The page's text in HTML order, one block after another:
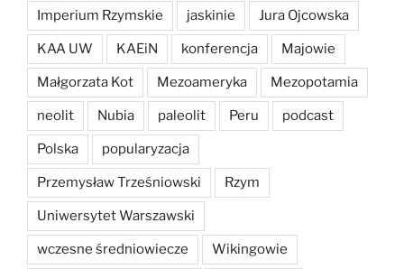
Imperium Rzymskie jaskinie Jura Ojcowska
KAA UW KAEiN konferencja Majowie
Małgorzata Kot Mezoameryka Mezopotamia
neolit Nubia paleolit Peru podcast
Polska popularyzacja
Przemysław Trześniowski Rzym
Uniwersytet Warszawski
wczesne średniowiecze Wikingowie